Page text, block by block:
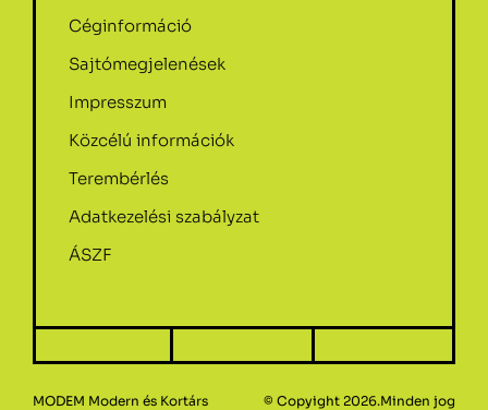
Céginformáció
Sajtómegjelenések
Impresszum
Közcélú információk
Terembérlés
Adatkezelési szabályzat
ÁSZF
MODEM Modern és Kortárs © Copyight 2026.Minden jog